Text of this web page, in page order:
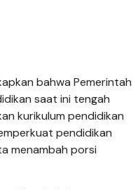
bahwa Pemerintah
saat ini tengah
kurikulum pendidikan
pendidikan
menambah porsi